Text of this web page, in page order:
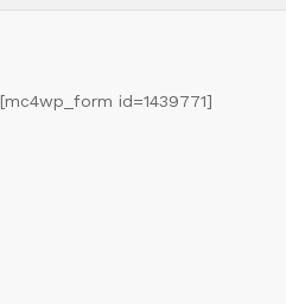
[mc4wp_form id=1439771]